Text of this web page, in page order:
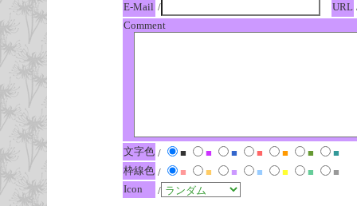
E-Mail / URL
Comment
文字色 / ■ ■ ■ ■ ■ ■
■
枠線色 / ■ ■ ■ ■ ■ ■
■
Icon
/